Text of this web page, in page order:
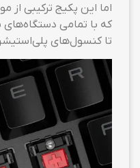
اما این پکیج ترکیبی
که با تمامی دستگاه‌های
تا کنسول‌های